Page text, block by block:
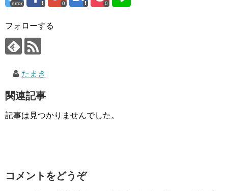
error 0 0
フォローする
たまき
関連記事
記事は見つかりませんでした。
コメントをどうぞ